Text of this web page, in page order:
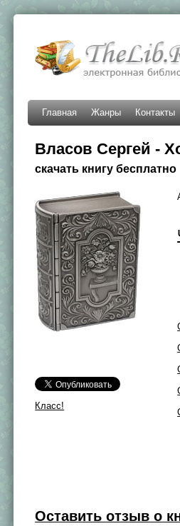
Главная Жанры Контакты
Власов Сергей -
скачать книгу бесплатно
Класс!
Оставить отзыв о